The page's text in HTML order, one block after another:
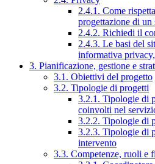
2.4.1. Come
progettazione di
2.4.2. Richiedi il
2.4.3. Le basi del
informativa
3. Pianificazione, gestione e
3.1. Obiettivi del progetto
3.2. Tipologie di progetti
3.2.1. Tipologie di
coinvolti nel
3.2.2. Tipologie di
3.2.3. Tipologie di
intervento
3.3. Competenze, ruoli e